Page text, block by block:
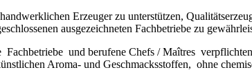
Erzeuger zu unterstützen,
ausgezeichneten Fachbetriebe zu
Fachbetriebe und berufene Chefs / Maîtres
Aroma- und Geschmacksstoffen, ohne